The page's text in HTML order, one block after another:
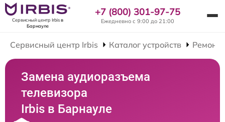
Сервисный центр Irbisв
Барнауле
+7 (800) 301-97-75
Ежедневно с 9:00 до 21:00
Сервисный центр Irbis Каталог устройств Ремонт
Замена аудиоразъема
телевизора
Irbis в Барнауле